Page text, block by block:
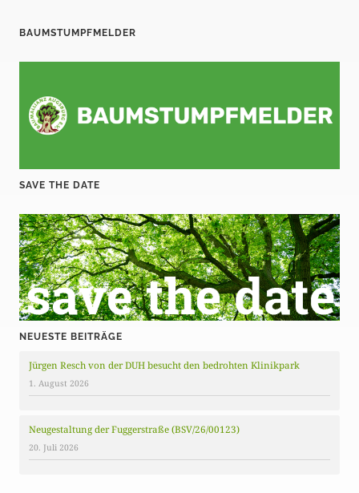
BAUMSTUMPFMELDER
SAVE THE DATE
NEUESTE BEITRÄGE
Jürgen Resch von der DUH besucht den bedrohten Klinikpark
1. August 2026
Neugestaltung der Fuggerstraße (BSV/26/00123)
20. Juli 2026